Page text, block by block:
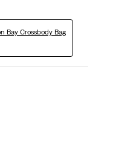
Bay Crossbody Bag